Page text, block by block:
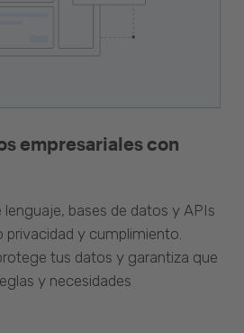
empresariales con
bases de datos y APIs
y cumplimiento.
tus datos y garantiza que
y necesidades